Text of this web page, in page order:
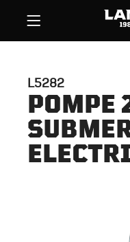
L5282
POMPE